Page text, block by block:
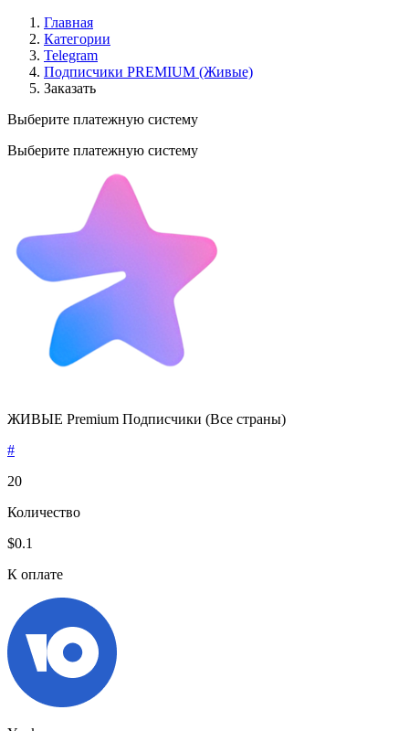
Главная
Категории
Telegram
Подписчики PREMIUM (Живые)
Заказать
Выберите платежную систему
Выберите платежную систему
ЖИВЫЕ Premium Подписчики (Все страны)
#
20
Количество
$0.1
К оплате